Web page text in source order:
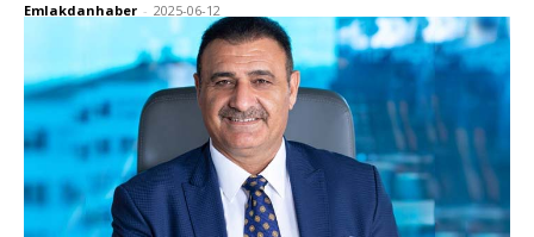
Emlakdanhaber - 2025-06-12